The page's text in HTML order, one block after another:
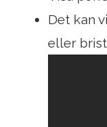
Det kan
eller